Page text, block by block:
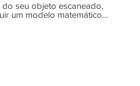
do seu objeto escaneado,
um modelo matemático